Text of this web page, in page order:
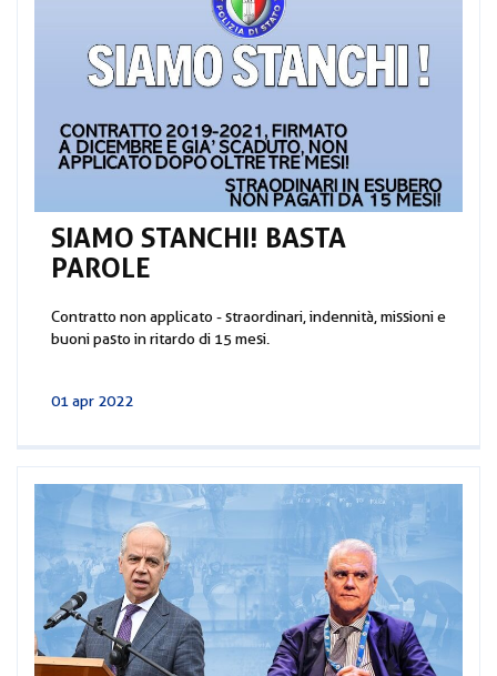
SIAMO STANCHI! BASTA
PAROLE
Contratto non applicato - straordinari, indennità, missioni e
buoni pasto in ritardo di 15 mesi.
01 apr 2022